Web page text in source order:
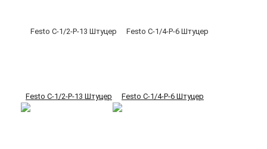
Festo C-1/2-P-13 Штуцер Festo C-1/4-P-6 Штуцер